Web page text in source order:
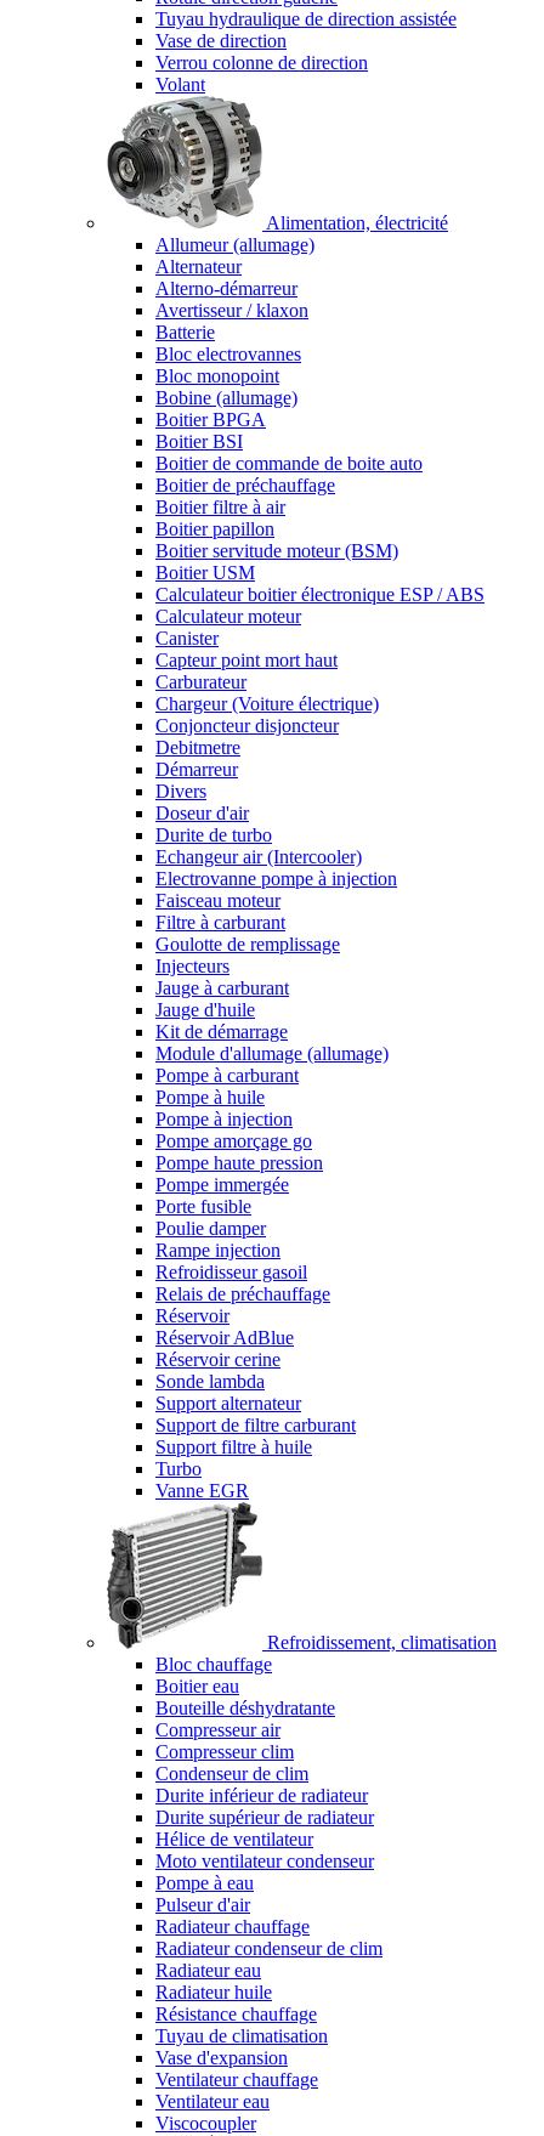
Tuyau hydraulique de direction assistée
Vase de direction
Verrou colonne de direction
Volant
Alimentation, électricité
Allumeur (allumage)
Alternateur
Alterno-démarreur
Avertisseur / klaxon
Batterie
Bloc electrovannes
Bloc monopoint
Bobine (allumage)
Boitier BPGA
Boitier BSI
Boitier de commande de boite auto
Boitier de préchauffage
Boitier filtre à air
Boitier papillon
Boitier servitude moteur (BSM)
Boitier USM
Calculateur boitier électronique ESP / ABS
Calculateur moteur
Canister
Capteur point mort haut
Carburateur
Chargeur (Voiture électrique)
Conjoncteur disjoncteur
Debitmetre
Démarreur
Divers
Doseur d'air
Durite de turbo
Echangeur air (Intercooler)
Electrovanne pompe à injection
Faisceau moteur
Filtre à carburant
Goulotte de remplissage
Injecteurs
Jauge à carburant
Jauge d'huile
Kit de démarrage
Module d'allumage (allumage)
Pompe à carburant
Pompe à huile
Pompe à injection
Pompe amorçage go
Pompe haute pression
Pompe immergée
Porte fusible
Poulie damper
Rampe injection
Refroidisseur gasoil
Relais de préchauffage
Réservoir
Réservoir AdBlue
Réservoir cerine
Sonde lambda
Support alternateur
Support de filtre carburant
Support filtre à huile
Turbo
Vanne EGR
Refroidissement, climatisation
Bloc chauffage
Boitier eau
Bouteille déshydratante
Compresseur air
Compresseur clim
Condenseur de clim
Durite inférieur de radiateur
Durite supérieur de radiateur
Hélice de ventilateur
Moto ventilateur condenseur
Pompe à eau
Pulseur d'air
Radiateur chauffage
Radiateur condenseur de clim
Radiateur eau
Radiateur huile
Résistance chauffage
Tuyau de climatisation
Vase d'expansion
Ventilateur chauffage
Ventilateur eau
Viscocoupler